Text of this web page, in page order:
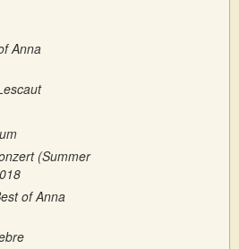
Anna
(Summer
of Anna